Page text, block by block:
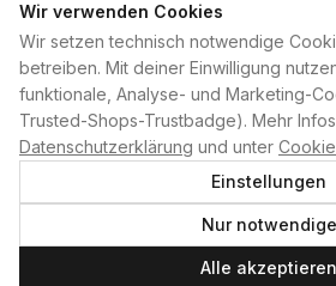
Wir verwenden Cookies
Wir setzen technisch notwendige
betreiben. Mit deiner Einwilligung
funktionale, Analyse- und Marketing-
Trusted-Shops-Trustbadge). Mehr
Datenschutzerklärung und unter
Einstellungen
Nur notwendige
Alle akzeptieren
PLAN B
Home
Kontakt
Impressum
Datenschutzerklärung